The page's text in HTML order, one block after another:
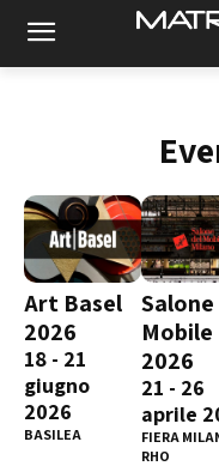
Art Basel
2026
18 - 21
giugno
2026
BASILEA
Mobile
2026
21 - 26
aprile
FIERA
RHO